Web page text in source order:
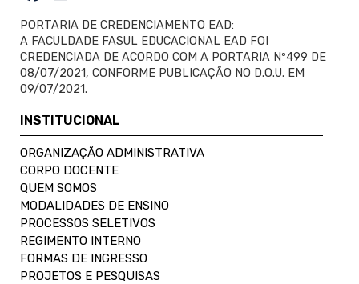
PORTARIA DE CREDENCIAMENTO EAD:
A FACULDADE FASUL EDUCACIONAL EAD FOI
CREDENCIADA DE ACORDO COM A PORTARIA Nº499 DE
08/07/2021, CONFORME PUBLICAÇÃO NO D.O.U. EM
09/07/2021.
INSTITUCIONAL
ORGANIZAÇÃO ADMINISTRATIVA
CORPO DOCENTE
QUEM SOMOS
MODALIDADES DE ENSINO
PROCESSOS SELETIVOS
REGIMENTO INTERNO
FORMAS DE INGRESSO
PROJETOS E PESQUISAS